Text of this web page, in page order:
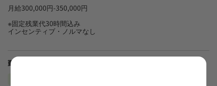
月給300,000円-350,000円
※固定残業代30時間込み
インセンティブ・ノルマなし
勤務地